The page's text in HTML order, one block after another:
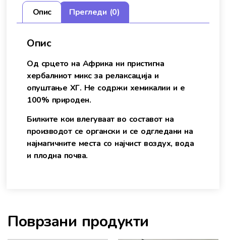
Опис Прегледи (0)
Опис
Од срцето на Африка ни пристигна
хербалниот микс за релаксација и
опуштање ХГ. Не содржи хемикалии и е
100% природен.
Билките кои влегуваат во составот на
производот се органски и се одгледани на
најмагичните места со најчист воздух, вода
и плодна почва.
Поврзани продукти